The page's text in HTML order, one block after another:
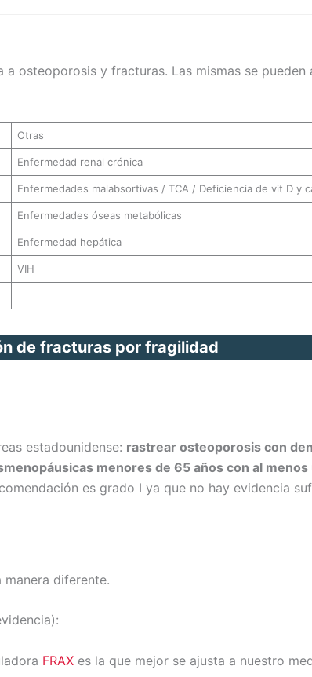
osteoporosis y fracturas. Las mismas se pueden
Otras
Enfermedad renal crónica
Enfermedades malabsortivas / TCA / Deficiencia de vit D y
Enfermedades óseas metabólicas
Enfermedad hepática
VIH
de fracturas por fragilidad
estadounidense: rastrear osteoporosis con
menores de 65 años con al
es grado I ya que no hay evidencia
diferente.
FRAX es la que mejor se ajusta a nuestro